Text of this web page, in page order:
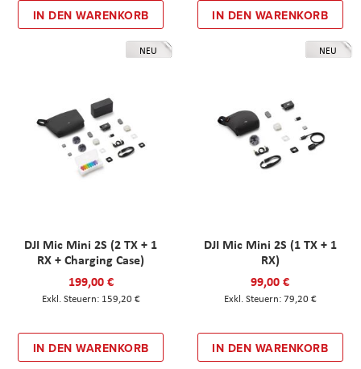
IN DEN WARENKORB IN DEN WARENKORB
NEU
DJI Mic Mini 2S (2 TX + 1
RX + Charging Case)
199,00 €
159,20 €
IN DEN WARENKORB
NEU
DJI Mic Mini 2S (1 TX + 1
RX)
99,00 €
79,20 €
IN DEN WARENKORB